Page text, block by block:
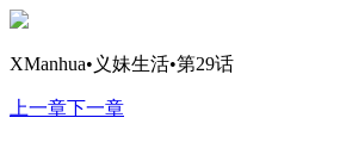
XManhua•义妹生活•第29话
上一章下一章